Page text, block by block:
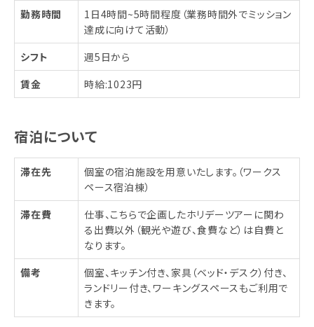
勤務時間
1日4時間~5時間程度（業務時間外でミッション
達成に向けて活動）
シフト
週5日から
賃金
時給:1023円
宿泊について
滞在先
個室の宿泊施設を用意いたします。（ワークス
ペース宿泊棟）
滞在費
仕事、こちらで企画したホリデーツアーに関わ
る出費以外（観光や遊び、食費など）は自費と
なります。
備考
個室、キッチン付き、家具（ベッド・デスク）付き、
ランドリー付き、ワーキングスペースもご利用で
きます。